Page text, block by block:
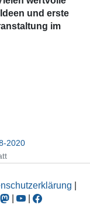
und erste
im
2020